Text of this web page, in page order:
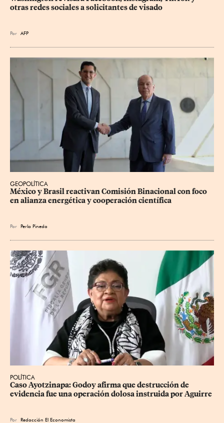
otras redes sociales a solicitantes de visado
Por AFP
GEOPOLÍTICA
México y Brasil reactivan Comisión Binacional con foco
en alianza energética y cooperación científica
Por Perla Pineda
POLÍTICA
Caso Ayotzinapa: Godoy afirma que destrucción de
evidencia fue una operación dolosa instruida por Aguirre
Por Redacción El Economista